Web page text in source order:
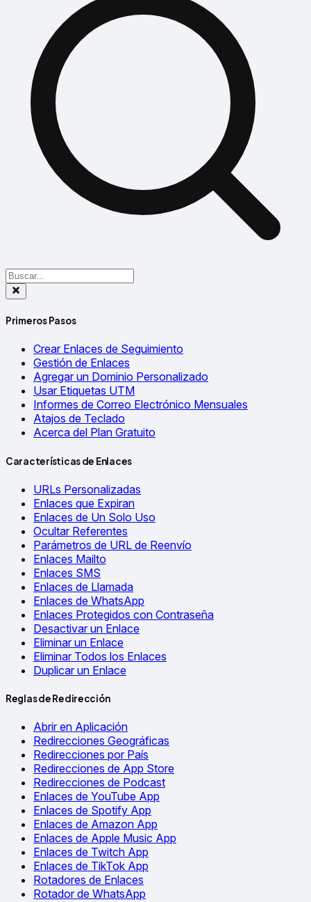
Primeros Pasos
Crear Enlaces de Seguimiento
Gestión de Enlaces
Agregar un Dominio Personalizado
Usar Etiquetas UTM
Informes de Correo Electrónico Mensuales
Atajos de Teclado
Acerca del Plan Gratuito
Características de Enlaces
URLs Personalizadas
Enlaces que Expiran
Enlaces de Un Solo Uso
Ocultar Referentes
Parámetros de URL de Reenvío
Enlaces Mailto
Enlaces SMS
Enlaces de Llamada
Enlaces de WhatsApp
Enlaces Protegidos con Contraseña
Desactivar un Enlace
Eliminar un Enlace
Eliminar Todos los Enlaces
Duplicar un Enlace
Reglas de Redirección
Abrir en Aplicación
Redirecciones Geográficas
Redirecciones por País
Redirecciones de App Store
Redirecciones de Podcast
Enlaces de YouTube App
Enlaces de Spotify App
Enlaces de Amazon App
Enlaces de Apple Music App
Enlaces de Twitch App
Enlaces de TikTok App
Rotadores de Enlaces
Rotador de WhatsApp